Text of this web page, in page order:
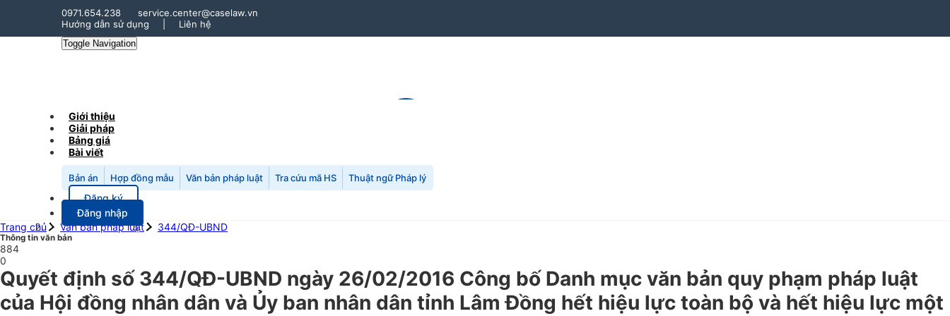
0971.654.238
service.center@caselaw.vn
Hướng dẫn sử dụng
Liên hệ
Toggle Navigation
Giới thiệu
Giải pháp
Bảng giá
Bài viết
Bản án Hợp đồng mẫu Văn bản pháp luật Tra cứu mã HS Thuật ngữ Pháp lý
Đăng ký
Đăng nhập
Trang chủ
Văn bản pháp luật 344/QĐ-UBND
Thông tin văn bản
884
0
Quyết định số 344/QĐ-UBND ngày 26/02/2016 Công bố Danh mục văn bản quy phạm pháp luật
của Hội đồng nhân dân và Ủy ban nhân dân tỉnh Lâm Đồng hết hiệu lực toàn bộ và hết hiệu lực một